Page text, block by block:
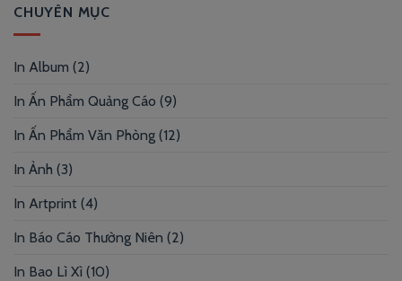
CHUYÊN MỤC
In Album (2)
In Ấn Phẩm Quảng Cáo (9)
In Ấn Phẩm Văn Phòng (12)
In Ảnh (3)
In Artprint (4)
In Báo Cáo Thường Niên (2)
In Bao Lì Xì (10)